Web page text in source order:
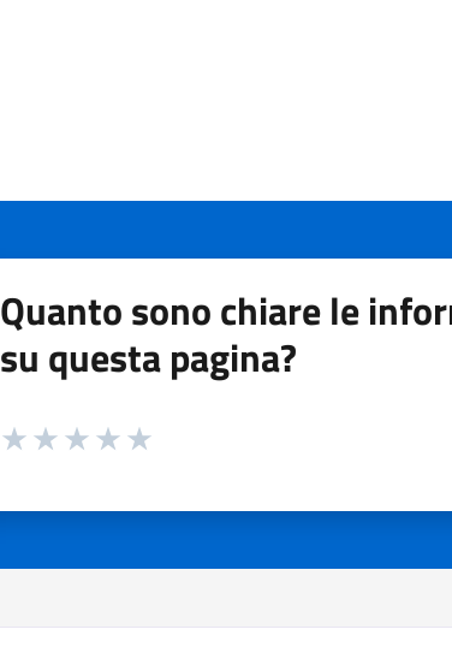
Quanto sono chiare le
su questa pagina?
Valuta da 1 a 5 stelle la pagina